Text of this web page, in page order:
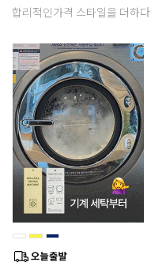
합리적인가격 스타일을 더하다